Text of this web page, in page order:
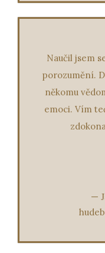
Naučil jsem
porozumění.
někomu
emoci. Vím
—